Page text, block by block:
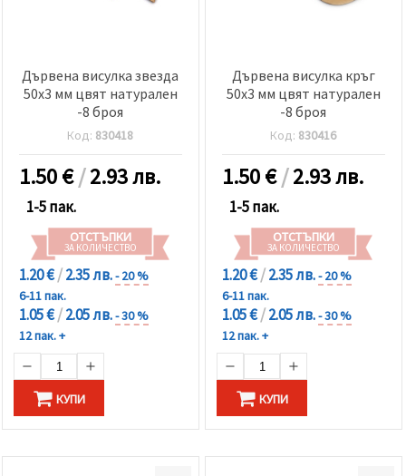
Дървена висулка звезда
50x3 мм цвят натурален
-8 броя
Код: 830418
1.50€/2.93 лв.
1-5 пак.
ОТСТЪПКИ
ЗА КОЛИЧЕСТВО
1.20 €/2.35 лв.- 20 %
6-11 пак.
1.05 €/2.05 лв.- 30 %
12 пак. +
КУПИ
Дървена висулка кръг
50x3 мм цвят натурален
-8 броя
Код: 830416
1.50€/2.93 лв.
1-5 пак.
ОТСТЪПКИ
ЗА КОЛИЧЕСТВО
1.20 €/2.35 лв.- 20 %
6-11 пак.
1.05 €/2.05 лв.- 30 %
12 пак. +
КУПИ